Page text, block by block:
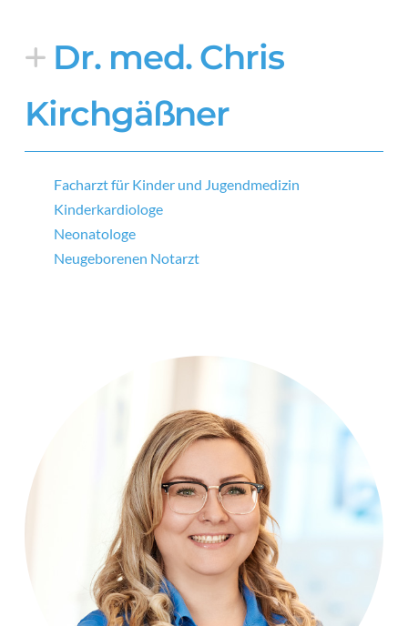
Dr. med. ­Chris
Kirchgäßner
Facharzt für Kinder und Jugendmedizin
Kinderkardiologe
Neonatologe
Neugeborenen Notarzt